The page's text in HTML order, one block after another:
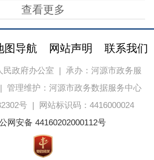
查看更多
图导航 网站声明 联系我们
民政府办公室
承办：河源市政务服
管理维护：河源市政务数据服务中心
号|
网站标识码：4416000024
网安备 44160202000112号